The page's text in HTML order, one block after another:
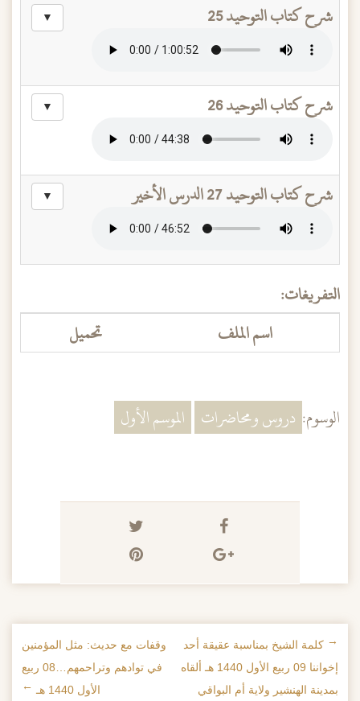
شرح كتاب التوحيد 25 ▼
شرح كتاب التوحيد 26 ▼
شرح كتاب التوحيد 27 الدرس الأخير ▼
التفريغات:
اسم الملف
تحميل
الوسوم: دروس ومحاضرات الموسم الأول
تصفح الإدراجات
← كلمة الشيخ بمناسبة عقيقة أحد
إخواننا 09 ربيع الأول 1440 هـ ألقاه
بمدينة الهنشير ولاية أم البواقي
وقفات مع حديث: مثل المؤمنين
في توادهم وتراحمهم…08 ربيع
الأول 1440 هـ
→